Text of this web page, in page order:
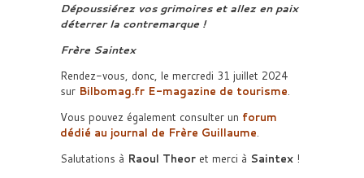
Dépoussiérez vos grimoires et allez en paix
déterrer la contremarque !
Frère Saintex
Rendez-vous, donc, le mercredi 31 juillet 2024
sur Bilbomag.fr E-magazine de tourisme.
Vous pouvez également consulter un forum
dédié au journal de Frère Guillaume.
Salutations à Raoul Theor et merci à Saintex !